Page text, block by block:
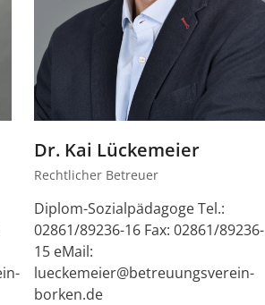
Dr. Kai Lückemeier
Rechtlicher Betreuer
Diplom-Sozialpädagoge Tel.:
02861/89236-16 Fax: 02861/89236-
15 eMail:
lueckemeier@betreuungsverein-
borken.de